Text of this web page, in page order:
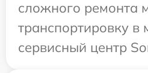
сложного ремонта
транспортировку в
сервисный центр